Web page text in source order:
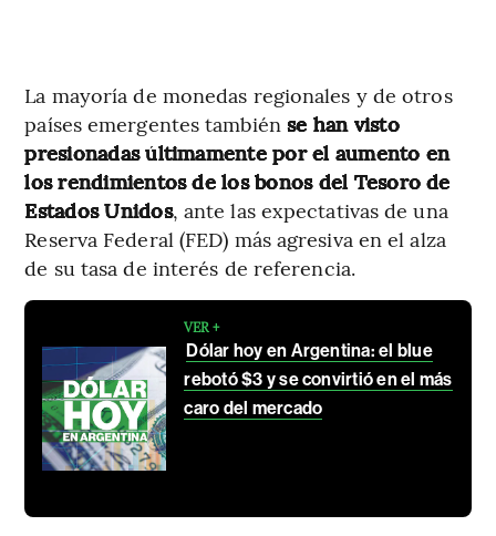
La mayoría de monedas regionales y de otros
países emergentes también se han visto
presionadas últimamente por el aumento en
los rendimientos de los bonos del Tesoro de
Estados Unidos, ante las expectativas de una
Reserva Federal (FED) más agresiva en el alza
de su tasa de interés de referencia.
VER +
Dólar hoy en Argentina: el blue
rebotó $3 y se convirtió en el más
caro del mercado